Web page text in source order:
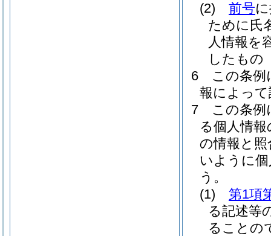
(2)
前号
ために氏
人情報を
したもの
6
この条例
報によっ
7
この条例
る個人情
の情報と
いように
う。
(1)
第1項
る記述等
ることの